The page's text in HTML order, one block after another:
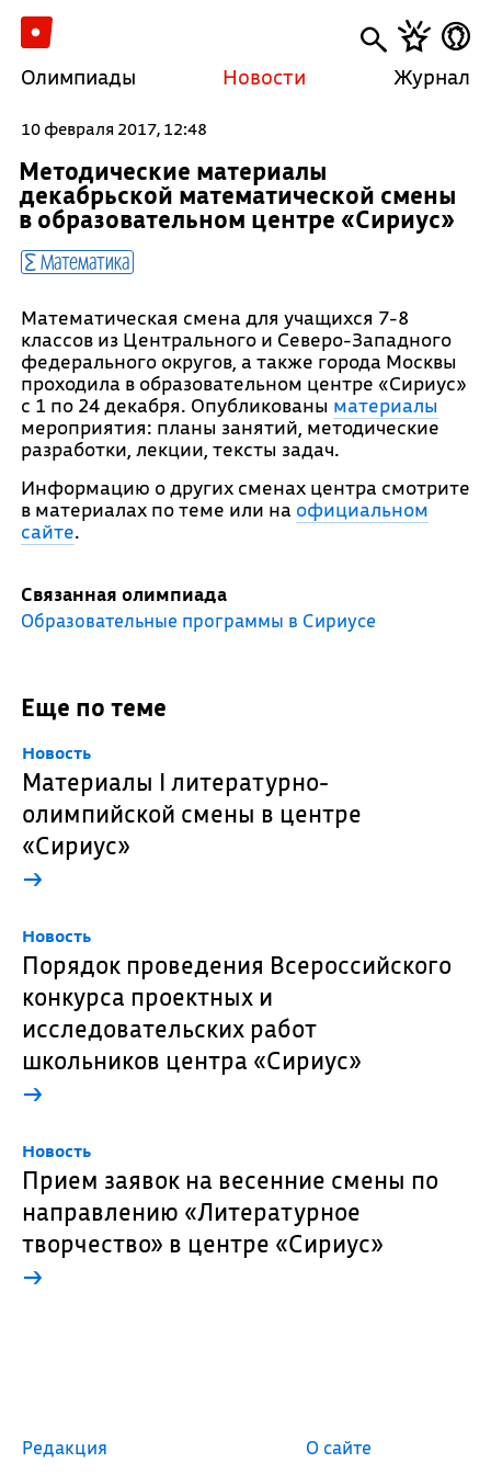
Олимпиады Новости Журнал
10 февраля 2017, 12:48
Методические материалы
декабрьской математической смены
в образовательном центре «Сириус»
Математика
Математическая смена для учащихся 7-8
классов из Центрального и Северо-Западного
федерального округов, а также города Москвы
проходила в образовательном центре «Сириус»
с 1 по 24 декабря. Опубликованы материалы
мероприятия: планы занятий, методические
разработки, лекции, тексты задач.
Информацию о других сменах центра смотрите
в материалах по теме или на официальном
сайте.
Связанная олимпиада
Образовательные программы в Сириусе
Еще по теме
Новость
Материалы I литературно-
олимпийской смены в центре
«Сириус»
→
Новость
Порядок проведения Всероссийского
конкурса проектных и
исследовательских работ
школьников центра «Сириус»
→
Новость
Прием заявок на весенние смены по
направлению «Литературное
творчество» в центре «Сириус»
→
Редакция О сайте